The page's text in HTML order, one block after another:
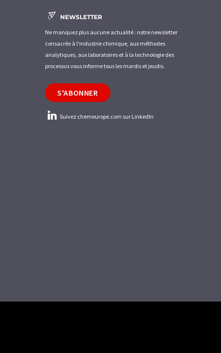
NEWSLETTER
Ne manquez plus aucune actualité : notre newsletter
consacrée à l'industrie chimique, aux méthodes
analytiques, aux laboratoires et à la technologie des
processus vous informe tous les mardis et jeudis.
S'ABONNER
Suivez chemeurope.com sur LinkedIn